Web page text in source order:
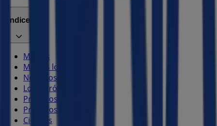
Índice
Marcas
Marcas locais
Negócios
Lojas próximas
Produtos
Produtos locais
Cidades